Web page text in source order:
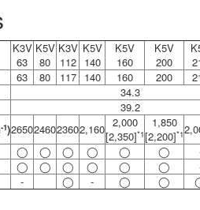
K3V
63
K5V
80
K3V
112
K5V
140
K5V
160
K5V
200
63 80 117 140 160 200
34.3
39.2
-1)2650246023602,160 2,000
[2,350]*1
1,850
[2,200]*1
◯ ◯ ◯ ◯ ◯ ◯
◯ ◯ ◯ ◯ ◯ ◯
- ◯ - ◯ ◯